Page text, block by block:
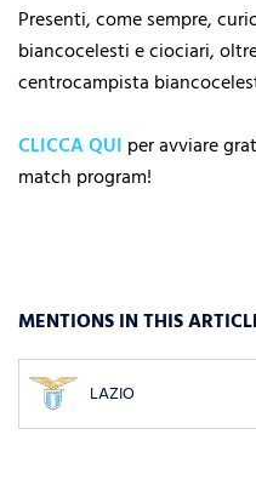
Presenti, come sempre,
biancocelesti e ciociari,
centrocampista
CLICCA QUI per avviare
match program!
MENTIONS IN THIS
LAZIO